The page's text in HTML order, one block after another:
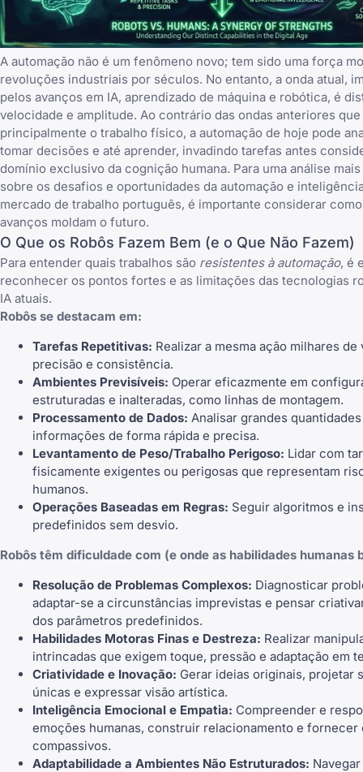
A automação não é um fenômeno novo; tem sido uma força
revoluções industriais por séculos. No entanto, a onda atual,
pelos avanços em IA, aprendizado de máquina e robótica, é
velocidade e amplitude. Ao contrário das ondas anteriores
principalmente o trabalho físico, a automação de hoje pode
tomar decisões e até aprender, invadindo tarefas antes
domínio exclusivo da cognição humana. Para uma análise
sobre os desafios e oportunidades da automação e
mercado de trabalho português, é importante considerar
avanços moldam o futuro.
O Que os Robôs Fazem Bem (e o Que Não Fazem)
Para entender quais trabalhos são resistentes à automação, é
reconhecer os pontos fortes e as limitações das tecnologias
IA atuais.
Robôs se destacam em:
Tarefas Repetitivas: Realizar a mesma ação milhares de
precisão e consistência.
Ambientes Previsíveis: Operar eficazmente em
estruturadas e inalteradas, como linhas de montagem.
Processamento de Dados: Analisar grandes
informações de forma rápida e precisa.
Levantamento de Peso/Trabalho Perigoso: Lidar com
fisicamente exigentes ou perigosas que representam
humanos.
Operações Baseadas em Regras: Seguir algoritmos e
predefinidos sem desvio.
Robôs têm dificuldade com (e onde as habilidades humanas
Resolução de Problemas Complexos: Diagnosticar
adaptar-se a circunstâncias imprevistas e pensar
dos parâmetros predefinidos.
Habilidades Motoras Finas e Destreza: Realizar
intrincadas que exigem toque, pressão e adaptação em
Criatividade e Inovação: Gerar ideias originais, projetar
únicas e expressar visão artística.
Inteligência Emocional e Empatia: Compreender e
emoções humanas, construir relacionamento e fornecer
compassivos.
Adaptabilidade a Ambientes Não Estruturados: